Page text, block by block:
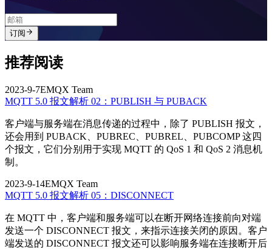
订阅
推荐阅读
2023-9-7EMQX Team
MQTT 5.0 报文解析 02：PUBLISH 与 PUBACK
客户端与服务端在消息传递的过程中，除了 PUBLISH 报文，
还会用到 PUBACK、PUBREC、PUBREL、PUBCOMP 这四
个报文，它们分别用于实现 MQTT 的 QoS 1 和 QoS 2 消息机
制。
2023-9-14EMQX Team
MQTT 5.0 报文解析 05：DISCONNECT
在 MQTT 中，客户端和服务端可以在断开网络连接前向对端
发送一个 DISCONNECT 报文，来指示连接关闭的原因。客户
端发送的 DISCONNECT 报文还可以影响服务端在连接断开后